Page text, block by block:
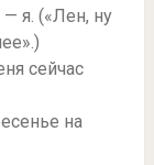
я. («Лен, ну
сейчас
на